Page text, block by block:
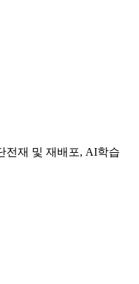
전재 및 재배포, AI학습